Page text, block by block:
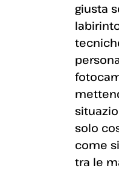
giusta
solo
come
tra le